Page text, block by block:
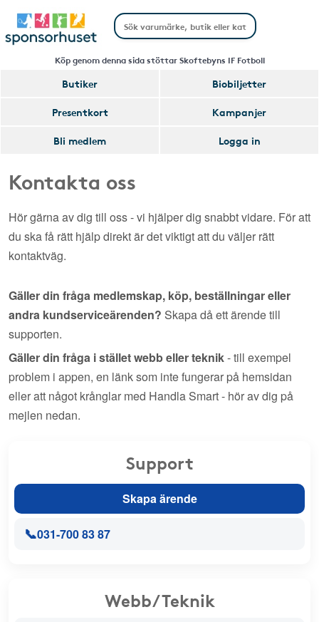
Köp genom denna sida stöttar Skoftebyns IF Fotboll
Butiker
Biobiljetter
Presentkort
Kampanjer
Bli medlem
Logga in
Kontakta oss
Hör gärna av dig till oss - vi hjälper dig snabbt vidare. För att
du ska få rätt hjälp direkt är det viktigt att du väljer rätt
kontaktväg.
Gäller din fråga medlemskap, köp, beställningar eller
andra kundserviceärenden? Skapa då ett ärende till
supporten.
Gäller din fråga i stället webb eller teknik- till exempel
problem i appen, en länk som inte fungerar på hemsidan
eller att något krånglar med Handla Smart - hör av dig på
mejlen nedan.
Support
Skapa ärende
📞031-700 83 87
Webb/Teknik